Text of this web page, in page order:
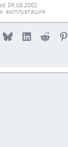
эксплуатация
09.08.2002
BlueskyLinkedInReddit